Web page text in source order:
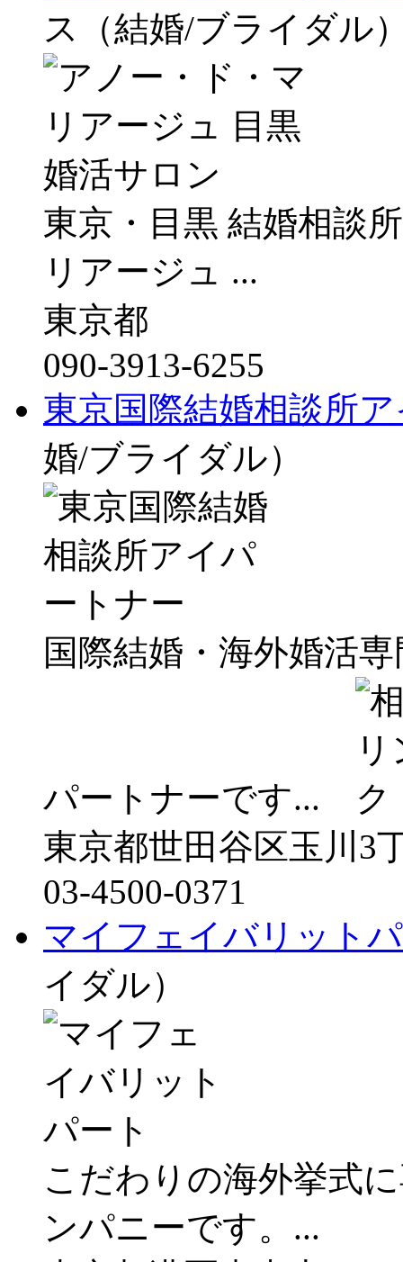
ス（結婚/ブライダル
東京・目黒 結婚相談
リアージュ ...
東京都
090-3913-6255
東京国際結婚相談所
婚/ブライダル）
国際結婚・海外婚活
パートナーです...
東京都世田谷区玉川3
03-4500-0371
マイフェイバリット
イダル）
こだわりの海外挙式
ンパニーです。...